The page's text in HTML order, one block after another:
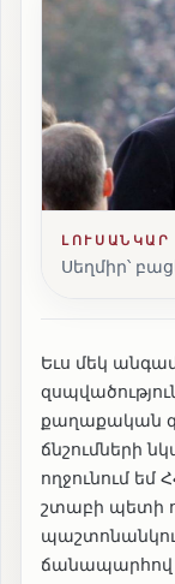
ԼՈՒՍԱՆԿԱՐ
Սեղմիր՝
Եւս մեկ
քաղաքական
ճնշումների
ողջունում եմ
շտաբի պետի
ճանապարհով